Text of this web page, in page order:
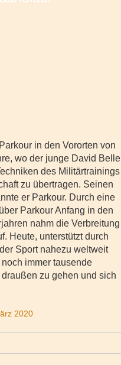
in den Vororten von
wo der junge David Belle
des Militärtrainings
zu übertragen. Seinen
er Parkour. Durch eine
Parkour Anfang in den
nahm die Verbreitung
Heute, unterstützt durch
Sport nahezu weltweit
immer tausende
zu gehen und sich
2020